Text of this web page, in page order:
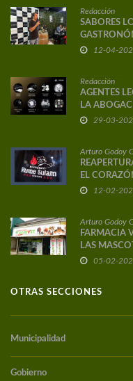
Redacción
SABORES
DE AUTOR
12-04-
Redacción
AGENTES
LA
29-03-
Arturo Godoy
EL
12-02-
Arturo Godoy
FARMACIA
LAS
05-02-
OTRAS SECCIONES
Municipalidad
Gobierno